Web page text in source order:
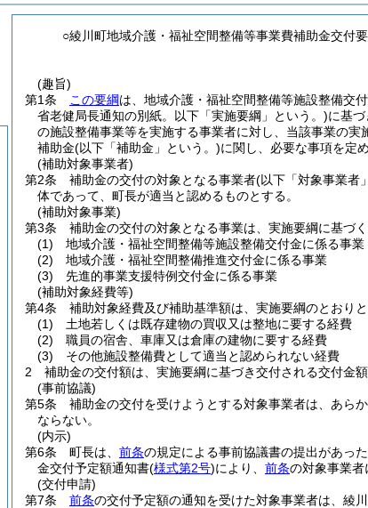
○綾川町地域介護・福祉空間整備等事業費補助金交付
(趣旨)
第1条
この要綱は、地域介護・福祉空間整備等施設整備交
省老健局長通知の別紙。以下「実施要綱」という。)に基
の施設整備事業等を実施する事業者に対し、当該事業の
補助金(以下「補助金」という。)に関し、必要な事項を定
(補助対象事業者)
第2条
補助金の交付の対象となる事業者(以下「対象事業者
体であって、町長が適当と認めるものとする。
(補助対象事業)
第3条
補助金の交付の対象となる事業は、実施要綱に基づ
(1)
地域介護・福祉空間整備等施設整備交付金に係る事業
(2)
地域介護・福祉空間整備推進交付金に係る事業
(3)
先進的事業支援特例交付金に係る事業
(補助対象経費等)
第4条
補助対象経費及び補助基準額は、実施要綱のとおりと
(1)
土地若しくは既存建物の買収又は整地に要する経費
(2)
職員の宿舎、車庫又は倉庫の建物に要する経費
(3)
その他施設整備費として適当と認められない経費
2
補助金の交付額は、実施要綱に基づき交付される交付金
(事前協議)
第5条
補助金の交付を受けようとする対象事業者は、あら
ならない。
(内示)
第6条
町長は、 前条の規定による事前協議書の提出があっ
金交付予定額通知書(様式第2号)により、 前条の対象事業者
(交付申請)
第7条
前条の交付予定額の通知を受けた対象事業者は、綾